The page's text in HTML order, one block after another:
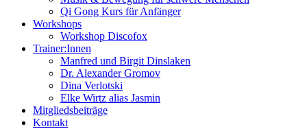
Qi Gong Kurs für Anfänger
Workshops
Workshop Discofox
Trainer:Innen
Manfred und Birgit Dinslaken
Dr. Alexander Gromov
Dina Verlotski
Elke Wirtz alias Jasmin
Mitgliedsbeiträge
Kontakt